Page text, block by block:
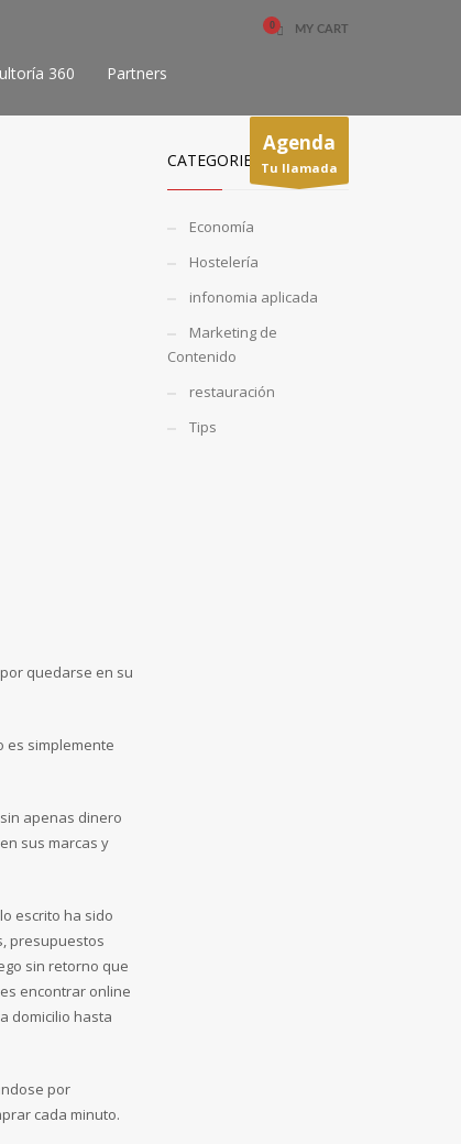
MY CART
360
Partners
Agenda
Tu llamada
quedarse en su
es simplemente
apenas dinero
sus marcas y
escrito ha sido
presupuestos
sin retorno que
encontrar online
domicilio hasta
por
cada minuto.
CATEGORIES
Economía
Hostelería
infonomia aplicada
Marketing de
Contenido
restauración
Tips